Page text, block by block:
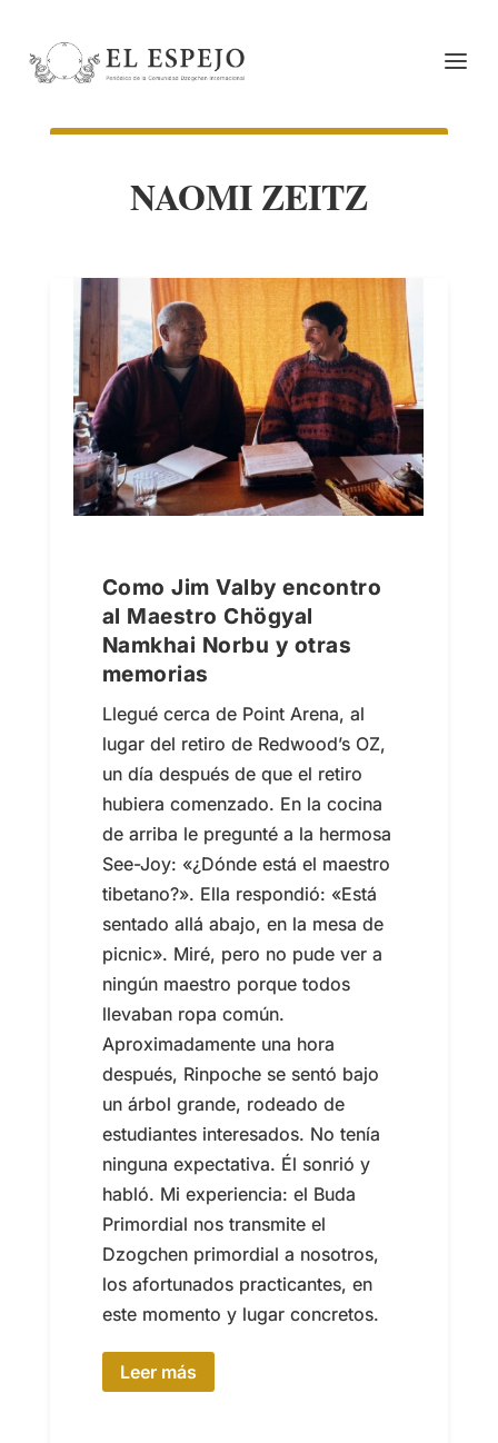
NAOMI ZEITZ
Como Jim Valby encontro
al Maestro Chögyal
Namkhai Norbu y otras
memorias
Llegué cerca de Point Arena, al
lugar del retiro de Redwood’s OZ,
un día después de que el retiro
hubiera comenzado. En la cocina
de arriba le pregunté a la hermosa
See-Joy: «¿Dónde está el maestro
tibetano?». Ella respondió: «Está
sentado allá abajo, en la mesa de
picnic». Miré, pero no pude ver a
ningún maestro porque todos
llevaban ropa común.
Aproximadamente una hora
después, Rinpoche se sentó bajo
un árbol grande, rodeado de
estudiantes interesados. No tenía
ninguna expectativa. Él sonrió y
habló. Mi experiencia: el Buda
Primordial nos transmite el
Dzogchen primordial a nosotros,
los afortunados practicantes, en
este momento y lugar concretos.
Leer más